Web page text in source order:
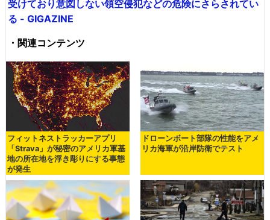
受けており意図しない領空侵犯などの危険にさらされてい
る - GIGAZINE
・関連コンテンツ
フィットネストラッカーアプリ
「Strava」が秘密のアメリカ軍基
地の所在地を浮き彫りにする事態
が発生
ドローンボート部隊の性能をアメ
リカ海軍が沿岸防衛でテスト